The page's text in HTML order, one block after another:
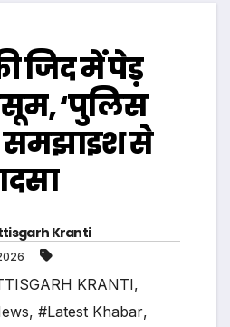
जिद में पेड़
‘पुलिस
से
Kranti
KRANTI,
, #Latest Khabar,